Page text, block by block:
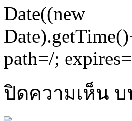
Date((new
path=/;
ปิดความเห็น บ